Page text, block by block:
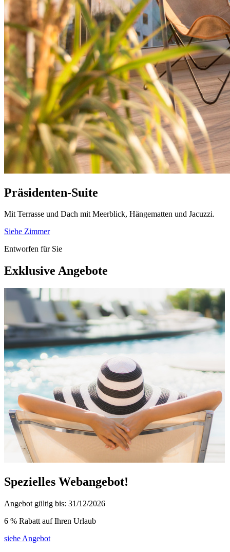
Präsidenten-Suite
Mit Terrasse und Dach mit Meerblick, Hängematten und Jacuzzi.
Siehe Zimmer
Entworfen für Sie
Exklusive Angebote
Spezielles Webangebot!
Angebot gültig bis: 31/12/2026
6 % Rabatt auf Ihren Urlaub
siehe Angebot